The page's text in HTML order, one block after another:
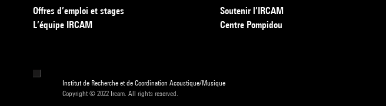
Offres d’emploi et stages
L’équipe IRCAM
Soutenir l’IRCAM
Centre Pompidou
Institut de Recherche et de Coordination Acoustique/Musique
Copyright © 2022 Ircam. All rights reserved.